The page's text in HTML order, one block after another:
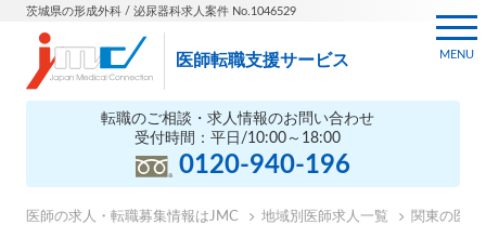
茨城県の形成外科 / 泌尿器科求人案件 No.1046529
医師転職支援サービス
転職のご相談・求人情報のお問い合わせ
受付時間：平日/10:00～18:00
0120-940-196
MENU
医師の求人・転職募集情報はJMC 地域別医師求人一覧
関東の医師